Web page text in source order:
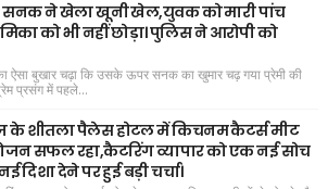
सनक ने खेला खूनी खेल,युवक को मारी पांच
को भी नहीं छोड़ा। पुलिस ने आरोपी को
बुखार चढ़ा कि उसके ऊपर सनक का खुमार चढ़ गया प्रेमी की
प्रसंग में पहले...
शीतला पैलेस होटल में किचनम कैटर्स मीट
सफल रहा,कैटरिंग व्यापार को एक नई सोच
दिशा देने पर हुई बड़ी चर्चा।